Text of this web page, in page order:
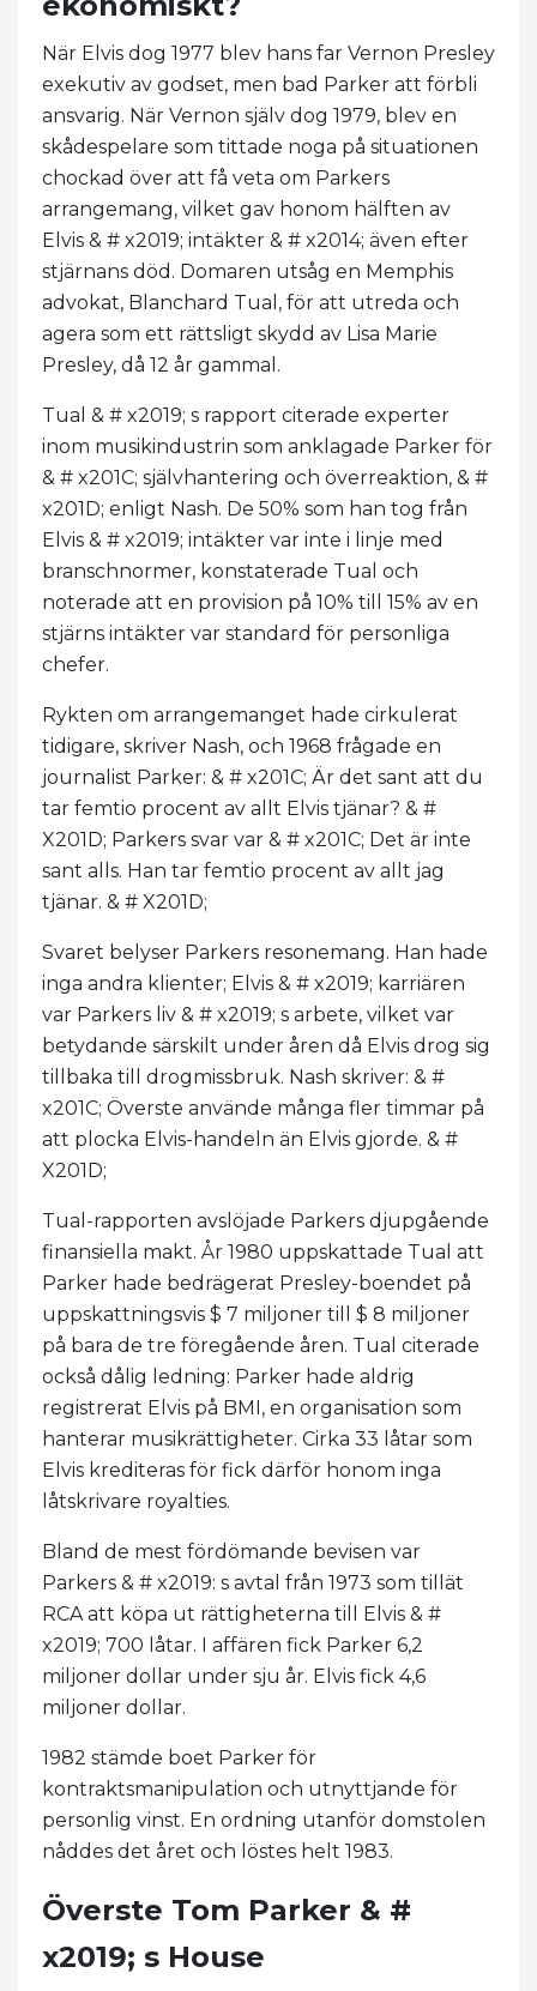
När Elvis dog 1977 blev hans far Vernon Presley
exekutiv av godset, men bad Parker att förbli
ansvarig. När Vernon själv dog 1979, blev en
skådespelare som tittade noga på situationen
chockad över att få veta om Parkers
arrangemang, vilket gav honom hälften av
Elvis & # x2019; intäkter & # x2014; även efter
stjärnans död. Domaren utsåg en Memphis
advokat, Blanchard Tual, för att utreda och
agera som ett rättsligt skydd av Lisa Marie
Presley, då 12 år gammal.
Tual & # x2019; s rapport citerade experter
inom musikindustrin som anklagade Parker för
& # x201C; självhantering och överreaktion, & #
x201D; enligt Nash. De 50% som han tog från
Elvis & # x2019; intäkter var inte i linje med
branschnormer, konstaterade Tual och
noterade att en provision på 10% till 15% av en
stjärns intäkter var standard för personliga
chefer.
Rykten om arrangemanget hade cirkulerat
tidigare, skriver Nash, och 1968 frågade en
journalist Parker: & # x201C; Är det sant att du
tar femtio procent av allt Elvis tjänar? & #
X201D; Parkers svar var & # x201C; Det är inte
sant alls. Han tar femtio procent av allt jag
tjänar. & # X201D;
Svaret belyser Parkers resonemang. Han hade
inga andra klienter; Elvis & # x2019; karriären
var Parkers liv & # x2019; s arbete, vilket var
betydande särskilt under åren då Elvis drog sig
tillbaka till drogmissbruk. Nash skriver: & #
x201C; Överste använde många fler timmar på
att plocka Elvis-handeln än Elvis gjorde. & #
X201D;
Tual-rapporten avslöjade Parkers djupgående
finansiella makt. År 1980 uppskattade Tual att
Parker hade bedrägerat Presley-boendet på
uppskattningsvis $ 7 miljoner till $ 8 miljoner
på bara de tre föregående åren. Tual citerade
också dålig ledning: Parker hade aldrig
registrerat Elvis på BMI, en organisation som
hanterar musikrättigheter. Cirka 33 låtar som
Elvis krediteras för fick därför honom inga
låtskrivare royalties.
Bland de mest fördömande bevisen var
Parkers & # x2019: s avtal från 1973 som tillät
RCA att köpa ut rättigheterna till Elvis & #
x2019; 700 låtar. I affären fick Parker 6,2
miljoner dollar under sju år. Elvis fick 4,6
miljoner dollar.
1982 stämde boet Parker för
kontraktsmanipulation och utnyttjande för
personlig vinst. En ordning utanför domstolen
nåddes det året och löstes helt 1983.
Överste Tom Parker & #
x2019; s House